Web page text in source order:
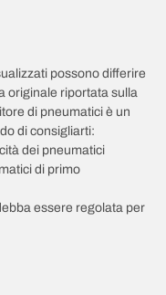
possono differire
originale riportata sulla
di pneumatici è un
di consigliarti:
dei pneumatici
di primo
essere regolata per